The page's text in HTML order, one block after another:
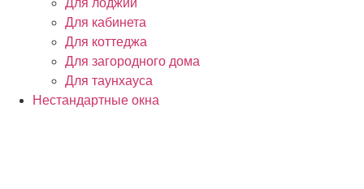
Для лоджии
Для кабинета
Для коттеджа
Для загородного дома
Для таунхауса
Нестандартные окна